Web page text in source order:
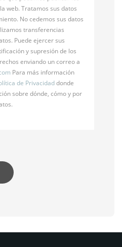
web. Tratamos sus datos
No cedemos sus datos
transferencias
Puede ejercer sus
y supresión de los
enviando un correo a
Para más información
de Privacidaddonde
sobre dónde, cómo y por